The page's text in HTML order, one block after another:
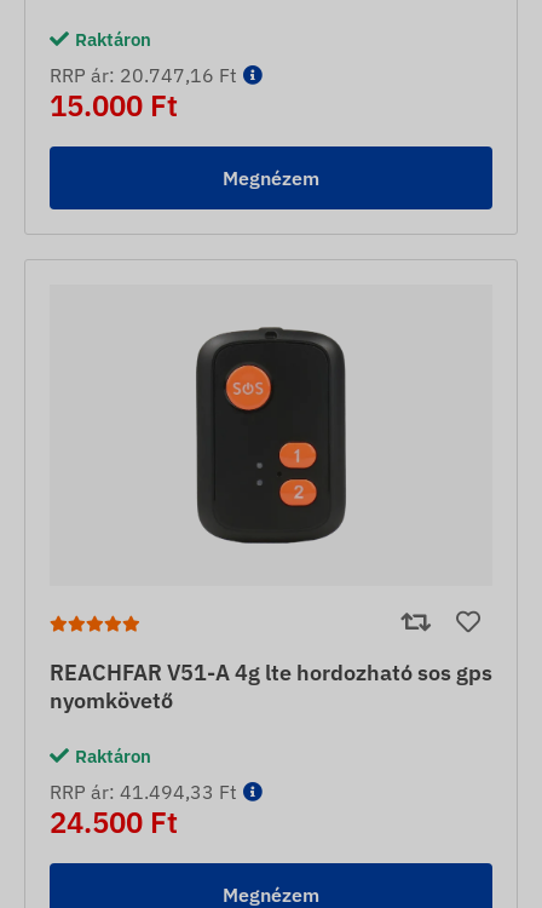
Raktáron
RRP ár: 20.747,16 Ft
15.000 Ft
Megnézem
REACHFAR V51-A 4g lte hordozható sos gps
nyomkövető
Raktáron
RRP ár: 41.494,33 Ft
24.500 Ft
Megnézem